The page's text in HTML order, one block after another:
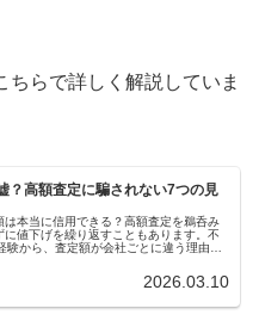
らで詳しく解説していま
？高額査定に騙されない7つの見
は本当に信用できる？高額査定を鵜呑み
に値下げを繰り返すこともあります。不
験から、査定額が会社ごとに違う理由
2026.03.10